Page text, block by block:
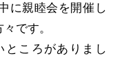
に親睦会を開催し
です。
ところがありまし